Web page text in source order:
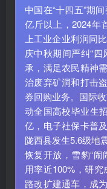
中国在“十四五”期
亿斤以上，2024年
上工业企业利润同
庆中秋期间严纠“
承，满足农民精神
治废弃矿洞和打击
券回购业务。国际
动全国高校毕业生
亿，电子社保卡普
陇西县发生5.6级地
恢复开放，雪豹“闹
用率近100%，研
路改扩建通车，成